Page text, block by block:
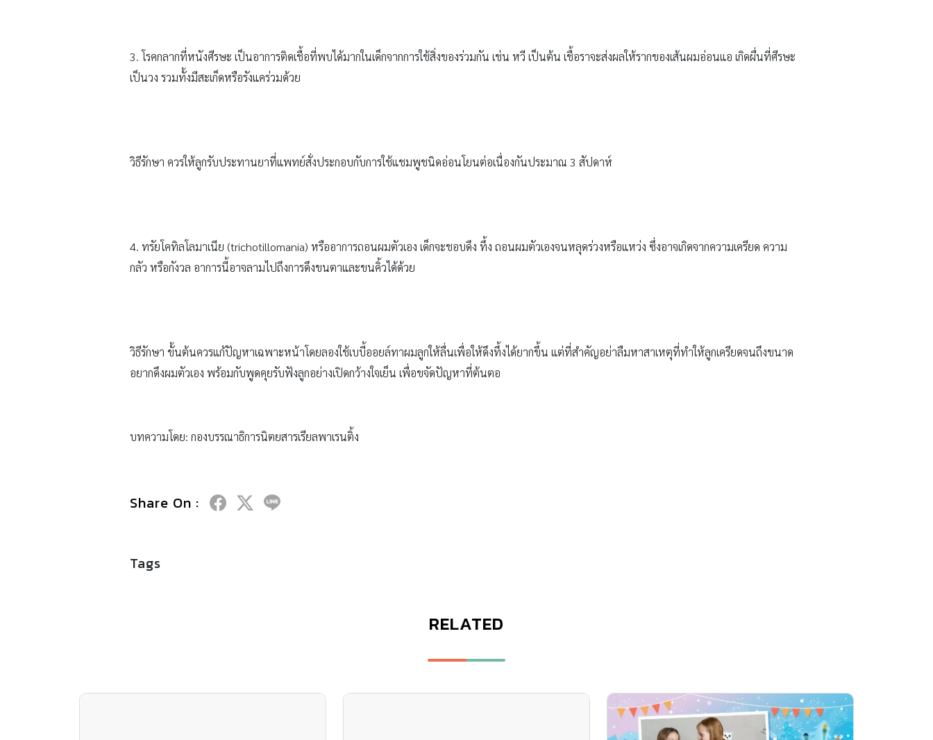
3. โรคกลากที่หนังศีรษะ เป็นอาการติดเชื้อที่พบได้มากในเด็กจากการใช้สิ่งของร่วมกัน เช่น หวี เป็นต้น เชื้อราจะส่งผลให้รากของเส้นผมอ่อนแอ เกิดผื่นที่ศีรษะ
เป็นวง รวมทั้งมีสะเก็ดหรือรังแคร่วมด้วย
วิธีรักษา ควรให้ลูกรับประทานยาที่แพทย์สั่งประกอบกับการใช้แชมพูชนิดอ่อนโยนต่อเนื่องกันประมาณ 3 สัปดาห์
4. ทรัยโคทิลโลมาเนีย (trichotillomania) หรืออาการถอนผมตัวเอง เด็กจะชอบดึง ทึ้ง ถอนผมตัวเองจนหลุดร่วงหรือแหว่ง ซึ่งอาจเกิดจากความเครียด ความ
กลัว หรือกังวล อาการนี้อาจลามไปถึงการดึงขนตาและขนคิ้วได้ด้วย
วิธีรักษา ขั้นต้นควรแก้ปัญหาเฉพาะหน้าโดยลองใช้เบบี้ออยล์ทาผมลูกให้ลื่นเพื่อให้ดึงทึ้งได้ยากขึ้น แต่ที่สำคัญอย่าลืมหาสาเหตุที่ทำให้ลูกเครียดจนถึงขนาด
อยากดึงผมตัวเอง พร้อมกับพูดคุยรับฟังลูกอย่างเปิดกว้างใจเย็น เพื่อขจัดปัญหาที่ต้นตอ
บทความโดย: กองบรรณาธิการนิตยสารเรียลพาเรนติ้ง
Share On :
Tags
RELATED